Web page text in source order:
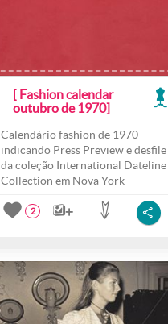
[ Fashion calendar
outubro de 1970]
Calendário fashion de 1970
indicando Press Preview e desfile
da coleção International Dateline
Collection em Nova York
2